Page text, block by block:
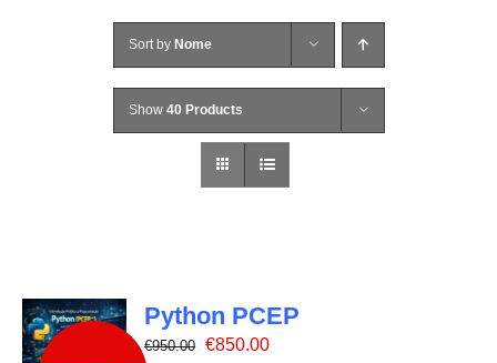
Sort by Nome
Show 40 Products
Python PCEP
€950.00 O
€850.00O